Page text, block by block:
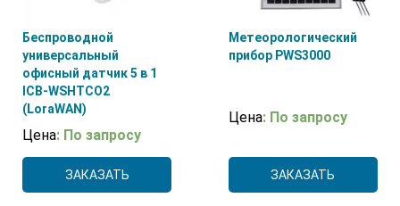
Беспроводной
универсальный
офисный датчик 5 в 1
ICB-WSHTCO2
(LoraWAN)
Цена: По запросу
ЗАКАЗАТЬ
Метеорологический
прибор PWS3000
Цена: По запросу
ЗАКАЗАТЬ